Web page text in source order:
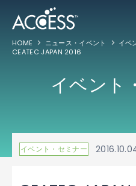
HOME ニュース・イベント
イベ
CEATEC JAPAN 2016
イベント
イベント・セミナー